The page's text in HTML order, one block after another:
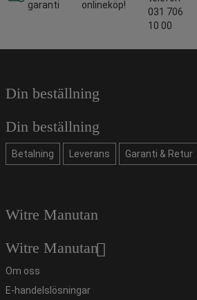
garanti
onlineköp!
031 706
10 00
Din beställning
Din beställning
Betalning Leverans Garanti & Retur
Witre Manutan
Witre Manutan
Om oss
E-handelslösningar